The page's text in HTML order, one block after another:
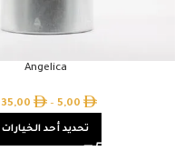
Angelica
5,00
–
تحديد أحد الخيارات